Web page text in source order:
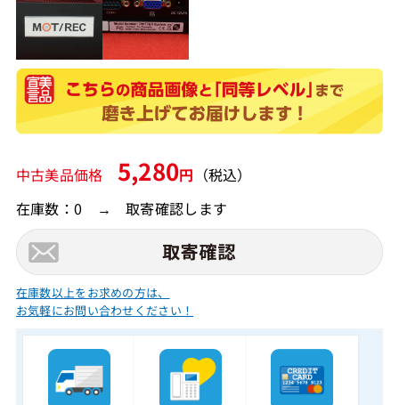
中古美品価格 5,280円 （税込）
在庫数：0 → 取寄確認します
在庫数以上をお求めの方は、
お気軽にお問い合わせください！